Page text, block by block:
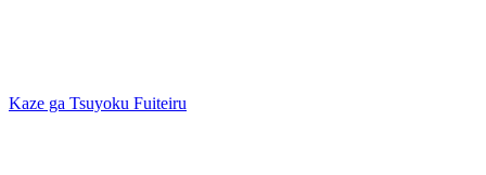
Kaze ga Tsuyoku Fuiteiru